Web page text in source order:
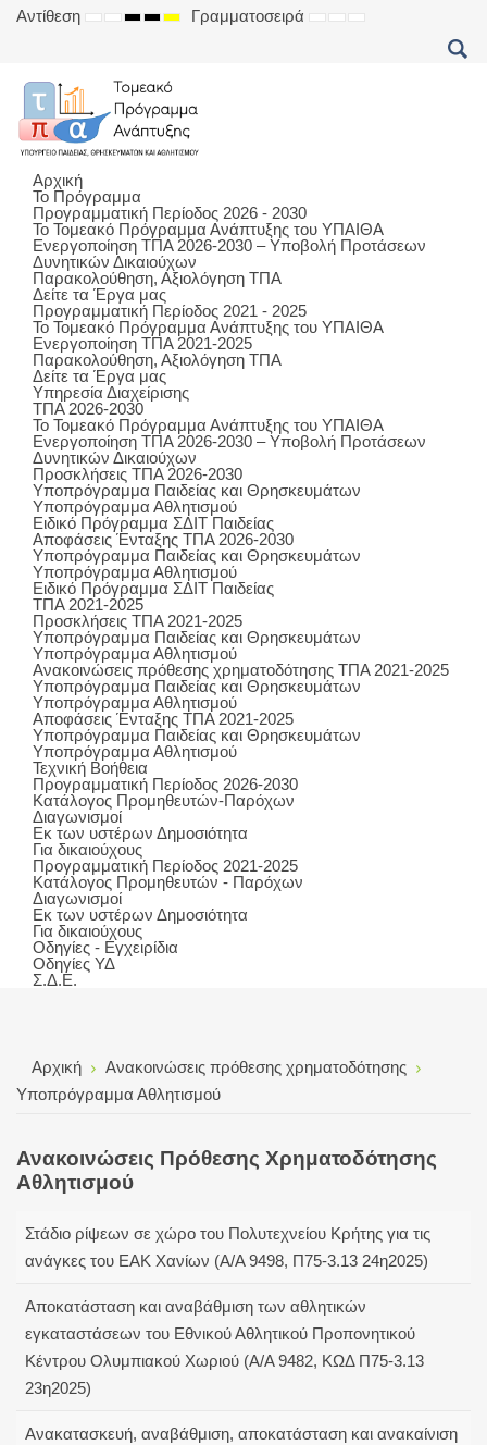
Αντίθεση
DEFAULT
NIGHT
HIGH
MODE
HIGH
MODE
HIGH
MODE
Γραμματοσειρά
SETSETSET
Αρχική
Το Πρόγραμμα
Προγραμματική Περίοδος 2026 - 2030
Το Τομεακό Πρόγραμμα Ανάπτυξης του ΥΠΑΙΘΑ
Ενεργοποίηση ΤΠΑ 2026-2030 – Υποβολή Προτάσεων
Δυνητικών Δικαιούχων
Παρακολούθηση, Αξιολόγηση ΤΠΑ
Δείτε τα Έργα μας
Προγραμματική Περίοδος 2021 - 2025
Το Τομεακό Πρόγραμμα Ανάπτυξης του ΥΠΑΙΘΑ
Ενεργοποίηση ΤΠΑ 2021-2025
Παρακολούθηση, Αξιολόγηση ΤΠΑ
Δείτε τα Έργα μας
Υπηρεσία Διαχείρισης
ΤΠΑ 2026-2030
Το Τομεακό Πρόγραμμα Ανάπτυξης του ΥΠΑΙΘΑ
Ενεργοποίηση ΤΠΑ 2026-2030 – Υποβολή Προτάσεων
Δυνητικών Δικαιούχων
Προσκλήσεις ΤΠΑ 2026-2030
Υποπρόγραμμα Παιδείας και Θρησκευμάτων
Υποπρόγραμμα Αθλητισμού
Ειδικό Πρόγραμμα ΣΔΙΤ Παιδείας
Αποφάσεις Ένταξης ΤΠΑ 2026-2030
Υποπρόγραμμα Παιδείας και Θρησκευμάτων
Υποπρόγραμμα Αθλητισμού
Ειδικό Πρόγραμμα ΣΔΙΤ Παιδείας
ΤΠΑ 2021-2025
Προσκλήσεις ΤΠΑ 2021-2025
Υποπρόγραμμα Παιδείας και Θρησκευμάτων
Υποπρόγραμμα Αθλητισμού
Ανακοινώσεις πρόθεσης χρηματοδότησης ΤΠΑ 2021-2025
Υποπρόγραμμα Παιδείας και Θρησκευμάτων
Υποπρόγραμμα Αθλητισμού
Αποφάσεις Ένταξης ΤΠΑ 2021-2025
Υποπρόγραμμα Παιδείας και Θρησκευμάτων
Υποπρόγραμμα Αθλητισμού
Τεχνική Βοήθεια
Προγραμματική Περίοδος 2026-2030
Κατάλογος Προμηθευτών-Παρόχων
Διαγωνισμοί
Εκ των υστέρων Δημοσιότητα
Για δικαιούχους
Προγραμματική Περίοδος 2021-2025
Κατάλογος Προμηθευτών - Παρόχων
Διαγωνισμοί
Εκ των υστέρων Δημοσιότητα
Για δικαιούχους
Οδηγίες - Εγχειρίδια
Οδηγίες ΥΔ
Σ.Δ.Ε.
Αρχική
Ανακοινώσεις πρόθεσης χρηματοδότησης
Υποπρόγραμμα Αθλητισμού
Ανακοινώσεις Πρόθεσης Χρηματοδότησης
Αθλητισμού
Στάδιο ρίψεων σε χώρο του Πολυτεχνείου Κρήτης για τις
ανάγκες του ΕΑΚ Χανίων (Α/Α 9498, Π75-3.13 24η2025)
Αποκατάσταση και αναβάθμιση των αθλητικών
εγκαταστάσεων του Εθνικού Αθλητικού Προπονητικού
Κέντρου Ολυμπιακού Χωριού (Α/Α 9482, ΚΩΔ Π75-3.13
23η2025)
Ανακατασκευή, αναβάθμιση, αποκατάσταση και ανακαίνιση